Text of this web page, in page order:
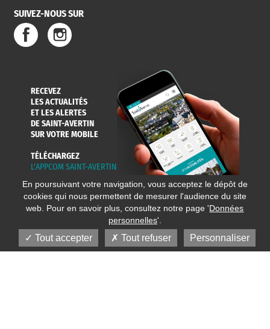
SUIVEZ-NOUS SUR
RECEVEZ
LES ACTUALITÉS
ET LES ALERTES
DE SAINT-AVERTIN
SUR VOTRE MOBILE
TÉLÉCHARGEZ
L'APPCOM SAINT-AVERTIN
En poursuivant votre navigation, vous acceptez le dépôt de
cookies qui nous permettent de mesurer l'audience du site
web. Pour en savoir plus, consultez notre page 'Données
personnelles'.
Tout accepter Tout refuser Personnaliser